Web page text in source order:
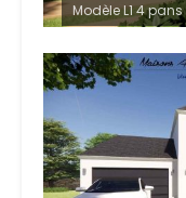
Modèle L1 4